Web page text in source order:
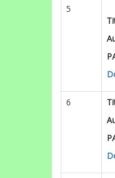
5
6